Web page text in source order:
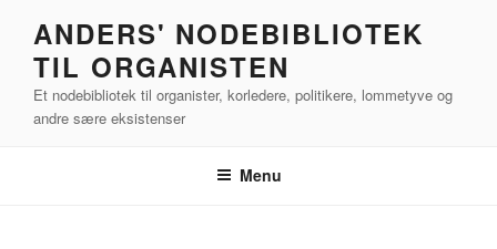
indhold
ANDERS' NODEBIBLIOTEK
TIL ORGANISTEN
Et nodebibliotek til organister, korledere, politikere, lommetyve og
andre sære eksistenser
Menu